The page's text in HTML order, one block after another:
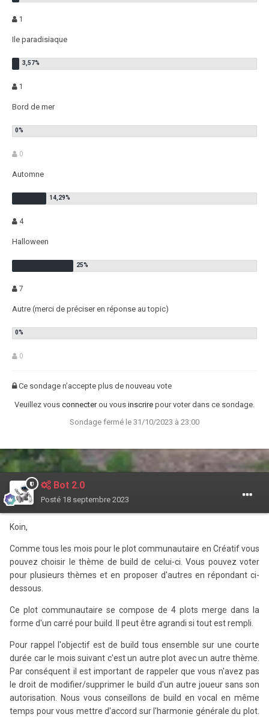
1
Ile paradisiaque
1
Bord de mer
0
Automne
4
Halloween
7
Autre (merci de préciser en réponse au topic)
0
Ce sondage n’accepte plus de nouveau vote
Veuillez vous connecterou vous inscrire pour voter dans ce sondage.
Sondage fermé le 31/10/2023 à 23:00
Bot 2.0
Posté 18 septembre 2023
Koin,
Comme tous les mois pour le plot communautaire en Créatif vous
pouvez choisir le thème de build de celui-ci. Vous pouvez voter
pour plusieurs thèmes et en proposer d'autres en répondant ci-
dessous.
Ce plot communautaire se compose de 4 plots merge dans la
forme d'un carré pour build. Il peut être agrandi si tout est rempli.
Pour rappel l'objectif est de build tous ensemble sur une courte
durée car le mois suivant c'est un autre plot avec un autre thème.
Par conséquent il est important de rappeler que vous n'avez pas
le droit de modifier/supprimer le build d'un autre joueur sans son
autorisation. Nous vous conseillons de build en vocal en même
temps pour vous mettre d'accord sur l'harmonie générale du plot.